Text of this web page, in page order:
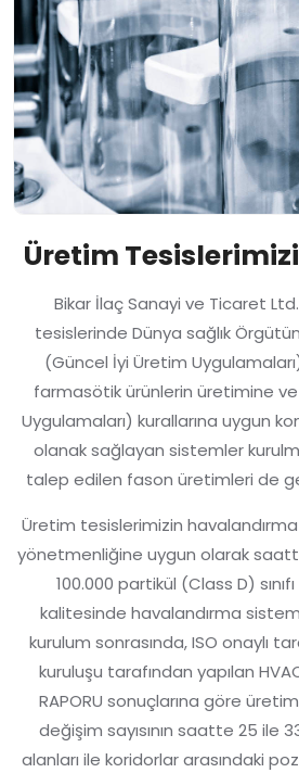
Üretim
Bikar İlaç Sanayi ve Ticaret
tesislerinde Dünya sağlık
(Güncel İyi Üretim
farmasötik ürünlerin üretimine
Uygulamaları) kurallarına uygun
olanak sağlayan sistemler
talep edilen fason üretimleri de
Üretim tesislerimizin
yönetmenliğine uygun olarak
100.000 partikül (Class D)
kalitesinde havalandırma
kurulum sonrasında, ISO onaylı
kuruluşu tarafından yapılan
RAPORU sonuçlarına göre
değişim sayısının saatte 25 ile
alanları ile koridorlar arasındaki